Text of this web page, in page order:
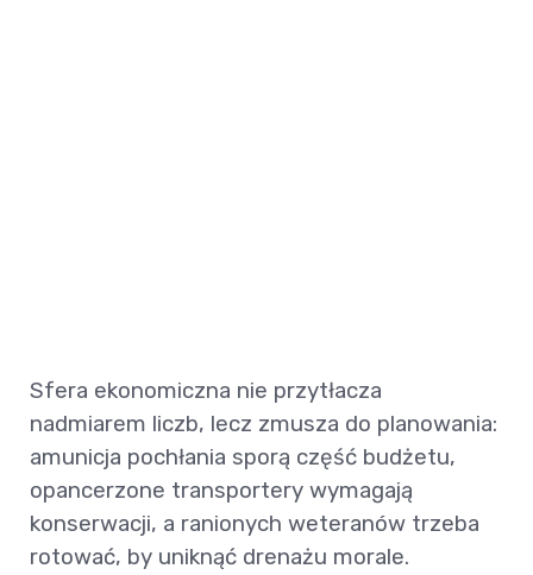
Sfera ekonomiczna nie przytłacza
nadmiarem liczb, lecz zmusza do planowania:
amunicja pochłania sporą część budżetu,
opancerzone transportery wymagają
konserwacji, a ranionych weteranów trzeba
rotować, by uniknąć drenażu morale.